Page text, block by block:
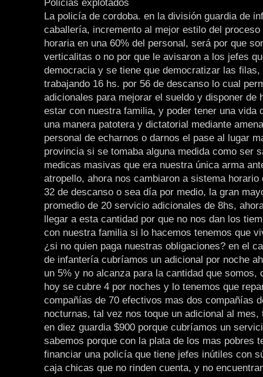
Policias explotados
La policía de cordoba. en la división guardia de
caballería, incremento al mejor estilo del
horaria en una 60% del personal, será por que
verticalitas o no por que le avisaron a los jefes
democracia y se tiene que democratizar las filas,
trabajando 16 hs. por 56 de descanso lo cual
adicionales para mejorar el sueldo y disponer de
estar con nuestra familia, y poder tener una vida
una manera patotera y dictatorial mediante
personal de echarnos o darnos el pase al lugar
provincia si se tomaba alguna medida como ser
medicas masivas que era nuestra única arma
atropello, ahora nos cambiaron a sistema horario
32 de descanso o sea día por medio, la gran
promedio de 20 servicio adicionales de 8hs,
llegar a esta cantidad por que no nos dan los
con nuestra familia si lo hacemos tenemos que
¿si no quien paga nuestras obligaciones? en el
de infantería cubríamos un adicional por noche
un 5% y no alcanza para la cantidad que somos,
hoy se cubre 4 por noches y lo tenemos que
compañías de 70 efectivos mas dos compañías
nocturnas, tal vez nos toque un adicional al mes,
en diez guardia $900 porque cubríamos un
sabemos porque con la plata de los mas pobres
financiar una policía que tiene jefes inútiles con
caja chicas que no rinden cuenta, y no